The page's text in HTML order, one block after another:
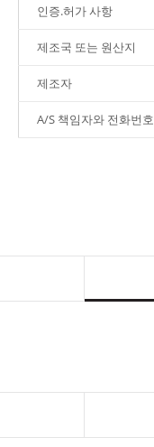
인증.허가 사항
제조국 또는 원산지
제조자
A/S 책임자와 전화번호